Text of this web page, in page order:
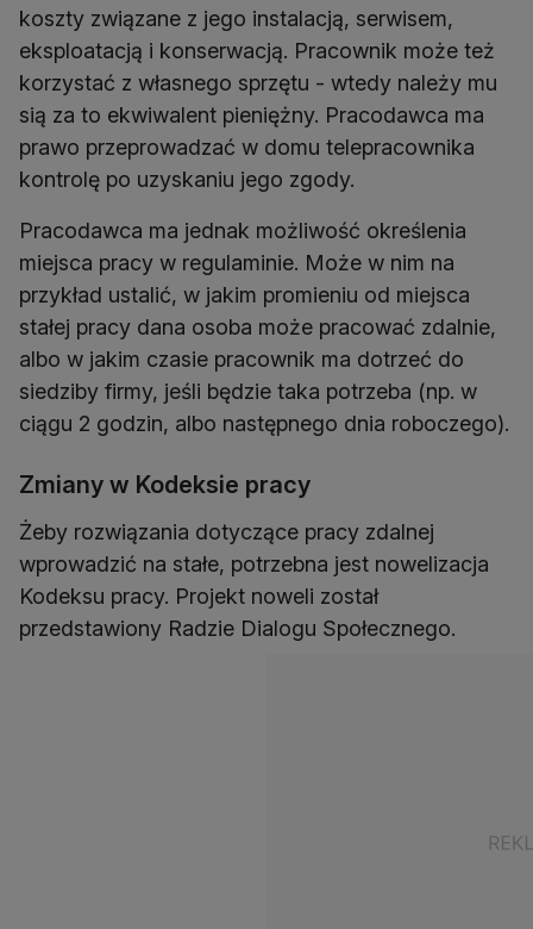
koszty związane z jego instalacją, serwisem,
eksploatacją i konserwacją. Pracownik może też
korzystać z własnego sprzętu - wtedy należy mu
sią za to ekwiwalent pieniężny. Pracodawca ma
prawo przeprowadzać w domu telepracownika
kontrolę po uzyskaniu jego zgody.
Pracodawca ma jednak możliwość określenia
miejsca pracy w regulaminie. Może w nim na
przykład ustalić, w jakim promieniu od miejsca
stałej pracy dana osoba może pracować zdalnie,
albo w jakim czasie pracownik ma dotrzeć do
siedziby firmy, jeśli będzie taka potrzeba (np. w
ciągu 2 godzin, albo następnego dnia roboczego).
Zmiany w Kodeksie pracy
Żeby rozwiązania dotyczące pracy zdalnej
wprowadzić na stałe, potrzebna jest nowelizacja
Kodeksu pracy. Projekt noweli został
przedstawiony Radzie Dialogu Społecznego.